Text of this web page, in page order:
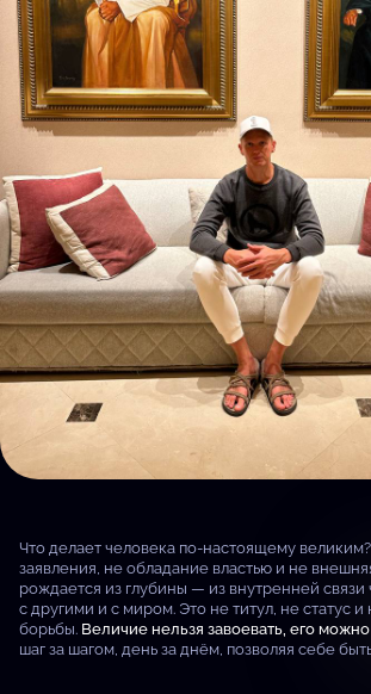
Что делает человека по-настоящему
заявления, не обладание властью и не
рождается из глубины — из внутренней связи
с другими и с миром. Это не титул, не статус и
борьбы. Величие нельзя завоевать, его
шаг за шагом, день за днём, позволяя себе